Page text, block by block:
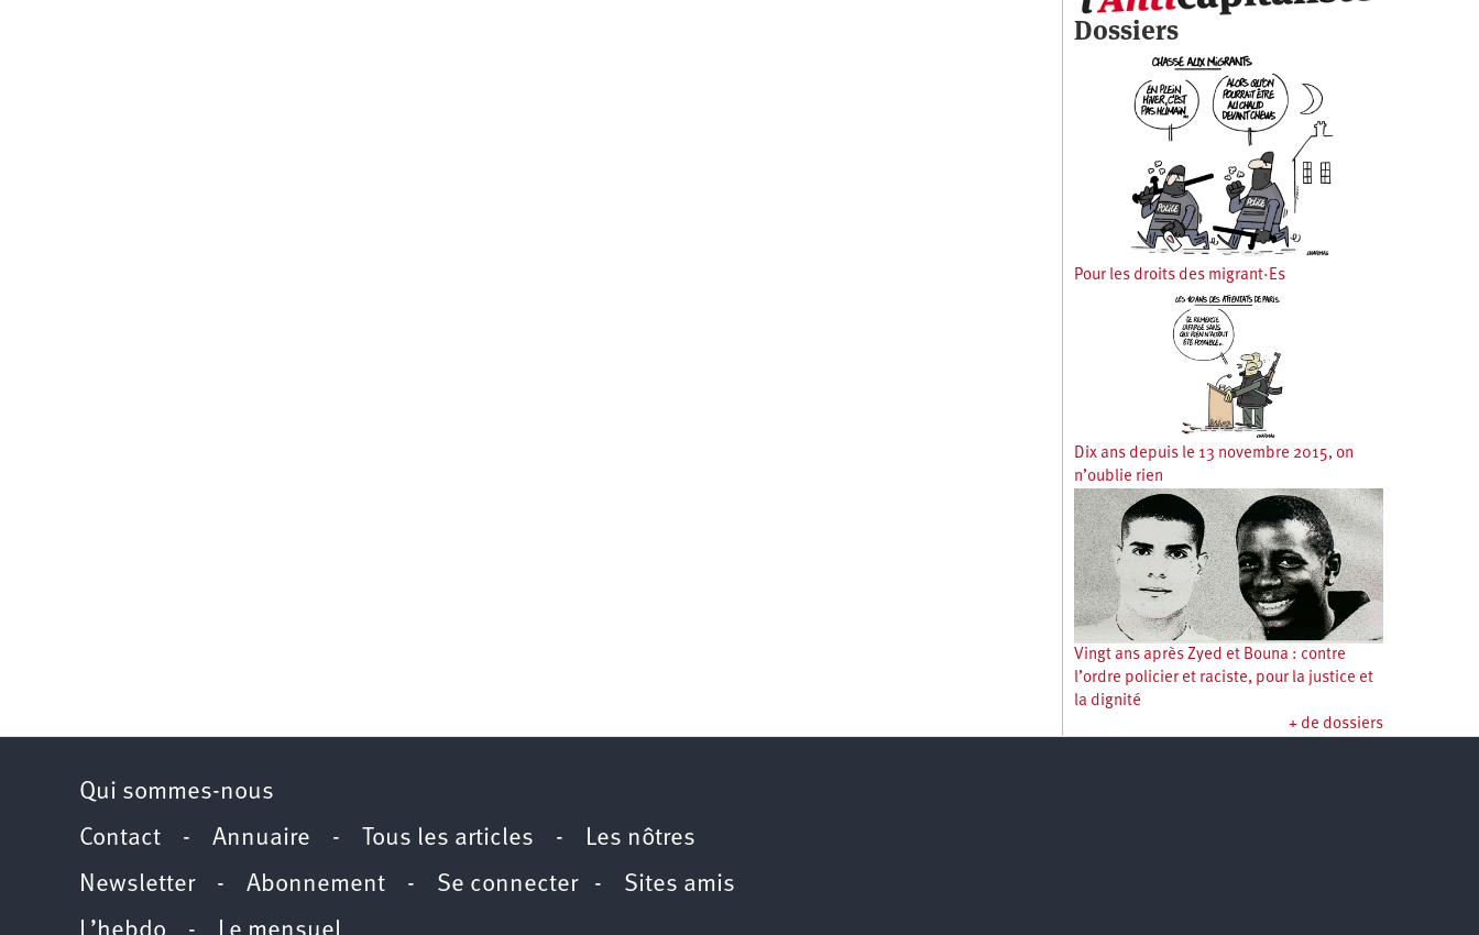
Dossiers
Pour les droits des migrant·Es
Dix ans depuis le 13 novembre 2015, on
n’oublie rien
Vingt ans après Zyed et Bouna : contre
l’ordre policier et raciste, pour la justice et
la dignité
+ de dossiers
Qui sommes-nous
Contact - Annuaire - Tous les articles -
Les nôtres
Newsletter- Abonnement - Se connecter- Sites amis